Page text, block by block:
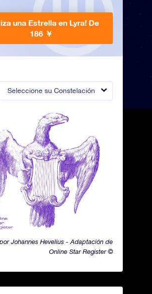
Seleccione su Constelación
Johannes Hevelius - Adaptación de
Online Star Register ©
una Estrella en Lyra! De
186 ￥